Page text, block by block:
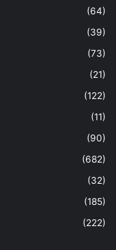
(64)
(39)
(73)
(21)
(122)
(11)
(90)
(682)
(32)
(185)
(222)